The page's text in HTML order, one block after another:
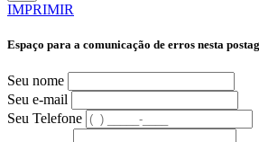
IMPRIMIR
Espaço para a comunicação de erros nesta
Seu nome
Seu e-mail
Seu Telefone